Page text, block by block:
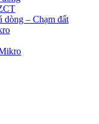
dòng – Chạm đất